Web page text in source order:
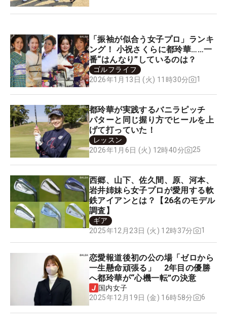
「振袖が似合う女子プロ」ランキ
ング！ 小祝さくらに都玲華……一
番“はんなり”しているのは？
ゴルフライフ
2026年1月13日 (火) 11時30分
1
都玲華が実践するバニラピッチ
パターと同じ握り方でヒールを上
げて打っていた！
レッスン
2026年1月6日 (火) 12時40分
25
西郷、山下、佐久間、原、河本、
岩井姉妹ら女子プロが愛用する軟
鉄アイアンとは？【26名のモデル
調査】
ギア
2025年12月23日 (火) 12時37分
1
恋愛報道後初の公の場「ゼロから
一生懸命頑張る」 2年目の優勝
へ都玲華が“心機一転”の決意
国内女子
2025年12月19日 (金) 16時58分
6